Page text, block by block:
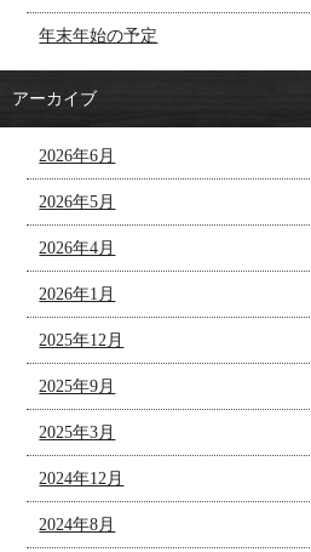
年末年始の予定
アーカイブ
2026年6月
2026年5月
2026年4月
2026年1月
2025年12月
2025年9月
2025年3月
2024年12月
2024年8月